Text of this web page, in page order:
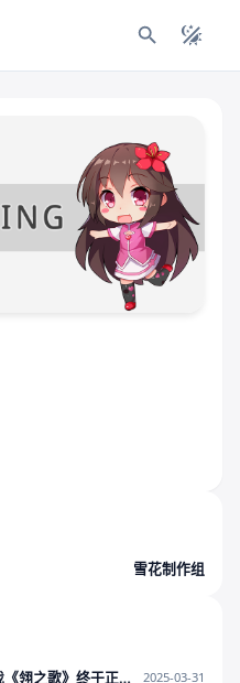
yukigame~~~末日生存冒险系游戏《翎之歌》终于正式上线STEAM啦！ 2025-03-31
雪花制作组